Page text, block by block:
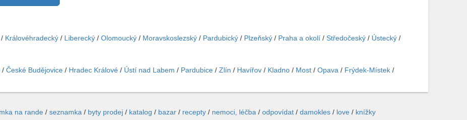
/ Královéhradecký / Liberecký / Olomoucký / Moravskoslezský / Pardubický / Plzeňský / Praha a okolí / Středočeský / Ústecký /
/ České Budějovice / Hradec Králové / Ústí nad Labem / Pardubice / Zlín / Havířov / Kladno / Most / Opava / Frýdek-Místek /
na rande / seznamka / byty prodej / katalog / bazar / recepty / nemoci, léčba / odpovídat / damokles / love / knížky